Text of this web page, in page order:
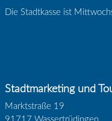
Die Stadtkasse ist
Stadtmarketing und
Marktstraße 19